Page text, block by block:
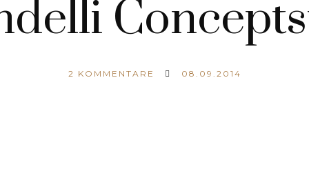
2 KOMMENTARE 08.09.2014